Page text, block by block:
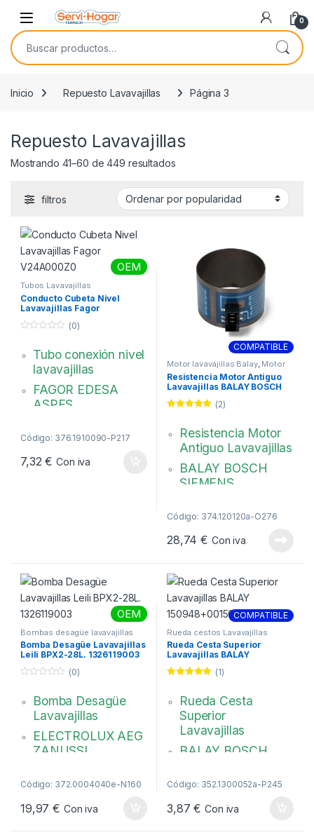
Saltar a navegación
saltar al contenido
Open 0
Buscar por:
Inicio Repuesto Lavavajillas Página 3
Repuesto Lavavajillas
Mostrando 41–60 de 449 resultadosOrdenado por popularidad
filtros
OEM
Tubos Lavavajillas
Conducto Cubeta Nivel
Lavavajillas Fagor
e
(0)
Tubo conexión nivel
lavavajillas
FAGOR EDESA
ASPES
Empalme de tubo
flexible
Código: 376.1910090-P217
7,32€ Con iva
COMPATIBLE
Motor lavavajillas Balay, Motor
lavavajillas Bosch Motor
lavavajillas Siemens ,
Resistencias Lavavajillas
Resistencia Motor Antiguo
Lavavajillas BALAY BOSCH
(2)
Resistencia Motor
Antiguo Lavavajillas
BALAY BOSCH
SIEMENS
Dimensiones: 75 x
55 mm
Código: 374.120120a-O276
28,74€ Con iva
OEM
Bombas desagüe lavavajillas
Bomba Desagüe Lavavajillas
Leili BPX2-28L. 1326119003
e
(0)
Bomba Desagüe
Lavavajillas
ELECTROLUX AEG
ZANUSSI
Leili BPX2-
28L(BPX2-57),
BPX228L, (BPX257)
Código: 372.0004040e-N160
19,97€ Con iva
COMPATIBLE
Rueda cestos Lavavajillas
Rueda Cesta Superior
Lavavajillas BALAY
150948+00150943
(1)
Rueda Cesta
Superior
Lavavajillas
BALAY BOSCH
Ø rueda 18,5 mm,
Rueda con eje
Código: 352.1300052a-P245
3,87€ Con iva